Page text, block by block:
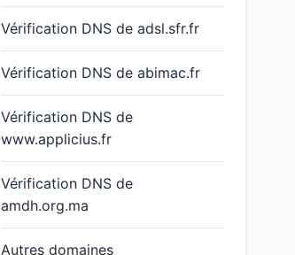
Vérification DNS de adsl.sfr.fr
Vérification DNS de abimac.fr
Vérification DNS de
www.applicius.fr
Vérification DNS de
amdh.org.ma
Autres domaines